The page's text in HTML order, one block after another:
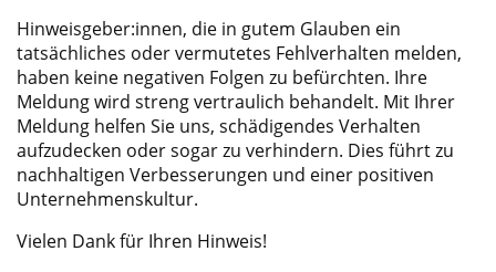
Hinweisgeber:innen, die in gutem Glauben ein
tatsächliches oder vermutetes Fehlverhalten melden,
haben keine negativen Folgen zu befürchten. Ihre
Meldung wird streng vertraulich behandelt. Mit Ihrer
Meldung helfen Sie uns, schädigendes Verhalten
aufzudecken oder sogar zu verhindern. Dies führt zu
nachhaltigen Verbesserungen und einer positiven
Unternehmenskultur.
Vielen Dank für Ihren Hinweis!